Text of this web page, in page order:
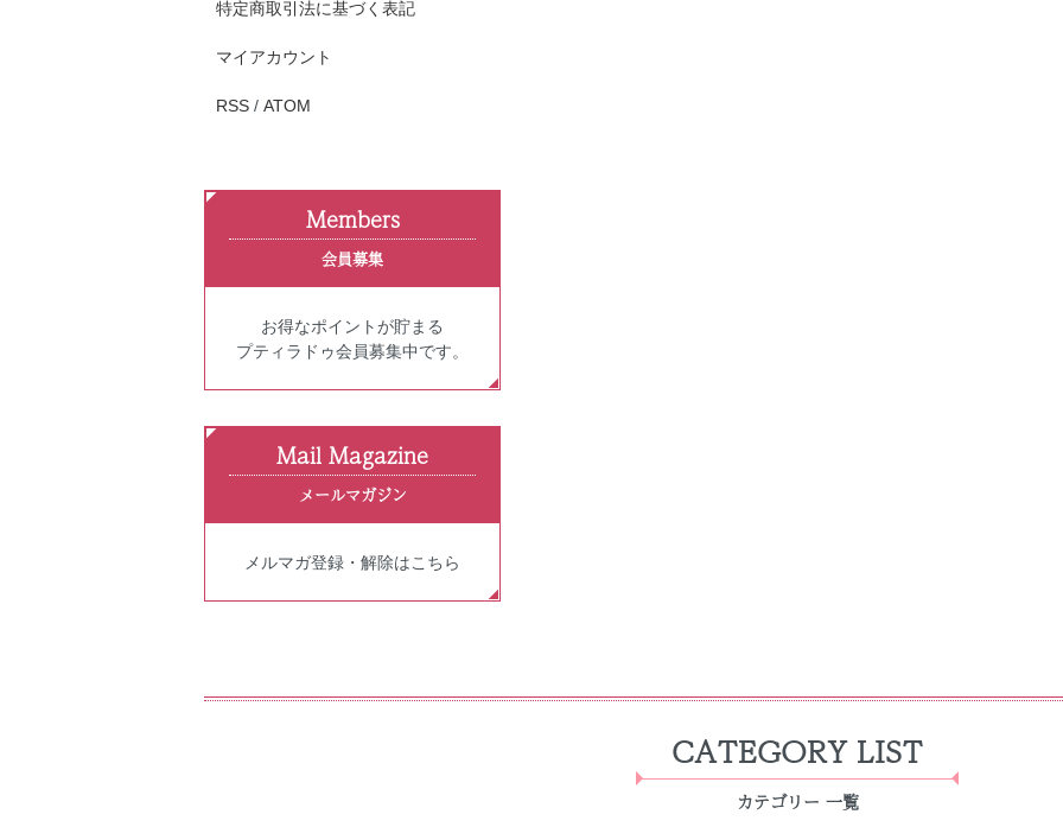
特定商取引法に基づく表記
マイアカウント
RSS / ATOM
Members
会員募集
お得なポイントが貯まる
プティラドゥ会員募集中です。
Mail Magazine
メールマガジン
メルマガ登録・解除はこちら
CATEGORY LIST
カテゴリー 一覧